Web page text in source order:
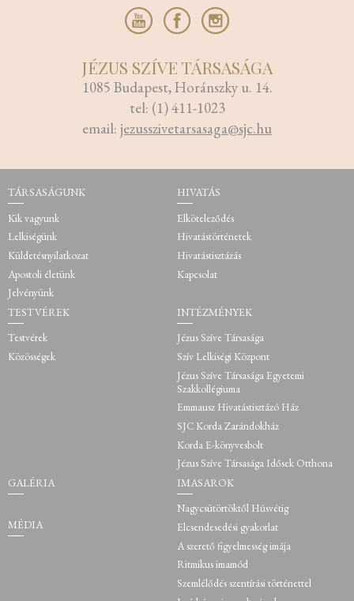
JÉZUS SZÍVE TÁRSASÁGA
1085 Budapest, Horánszky u. 14.
tel: (1) 411-1023
email: jezusszivetarsasaga@sjc.hu
TÁRSASÁGUNK
Kik vagyunk
Lelkiségünk
Küldetésnyilatkozat
Apostoli életünk
Jelvényünk
HIVATÁS
Elköteleződés
Hivatástörténetek
Hivatástisztázás
Kapcsolat
TESTVÉREK
Testvérek
Közösségek
INTÉZMÉNYEK
Jézus Szíve Társasága
Szív Lelkiségi Központ
Jézus Szíve Társasága Egyetemi
Szakkollégiuma
Emmausz Hivatástisztázó Ház
SJC Korda Zarándokház
Korda E-könyvesbolt
Jézus Szíve Társasága Idősek Otthona
GALÉRIA
MÉDIA
IMASAROK
Nagycsütörtöktől Húsvétig
Elcsendesedési gyakorlat
A szerető figyelmesség imája
Ritmikus imamód
Szemlélődés szentírási történettel